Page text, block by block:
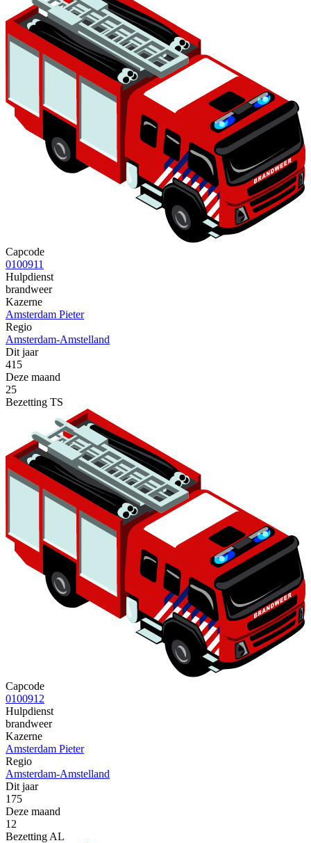
Capcode
0100911
Hulpdienst
brandweer
Kazerne
Amsterdam Pieter
Regio
Amsterdam-Amstelland
Dit jaar
415
Deze maand
25
Bezetting TS
Capcode
0100912
Hulpdienst
brandweer
Kazerne
Amsterdam Pieter
Regio
Amsterdam-Amstelland
Dit jaar
175
Deze maand
12
Bezetting AL